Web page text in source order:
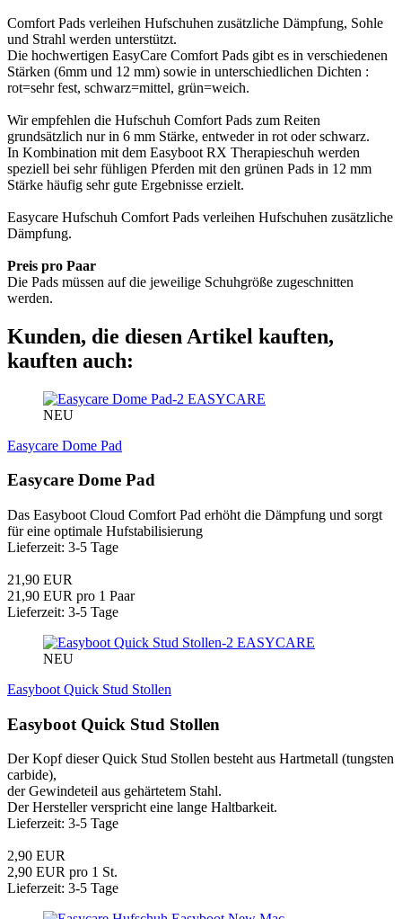
Comfort Pads verleihen Hufschuhen zusätzliche Dämpfung, Sohle
und Strahl werden unterstützt.
Die hochwertigen EasyCare Comfort Pads gibt es in verschiedenen
Stärken (6mm und 12 mm) sowie in unterschiedlichen Dichten :
rot=sehr fest, schwarz=mittel, grün=weich.
Wir empfehlen die Hufschuh Comfort Pads zum Reiten
grundsätzlich nur in 6 mm Stärke, entweder in rot oder schwarz.
In Kombination mit dem Easyboot RX Therapieschuh werden
speziell bei sehr fühligen Pferden mit den grünen Pads in 12 mm
Stärke häufig sehr gute Ergebnisse erzielt.
Easycare Hufschuh Comfort Pads verleihen Hufschuhen zusätzliche
Dämpfung.
Preis pro Paar
Die Pads müssen auf die jeweilige Schuhgröße zugeschnitten
werden.
Kunden, die diesen Artikel kauften,
kauften auch:
EASYCARE
NEU
Easycare Dome Pad
Easycare Dome Pad
Das Easyboot Cloud Comfort Pad erhöht die Dämpfung und sorgt
für eine optimale Hufstabilisierung
Lieferzeit: 3-5 Tage
21,90 EUR
21,90 EUR pro 1 Paar
Lieferzeit: 3-5 Tage
EASYCARE
NEU
Easyboot Quick Stud Stollen
Easyboot Quick Stud Stollen
Der Kopf dieser Quick Stud Stollen besteht aus Hartmetall (tungsten
carbide),
der Gewindeteil aus gehärtetem Stahl.
Der Hersteller verspricht eine lange Haltbarkeit.
Lieferzeit: 3-5 Tage
2,90 EUR
2,90 EUR pro 1 St.
Lieferzeit: 3-5 Tage